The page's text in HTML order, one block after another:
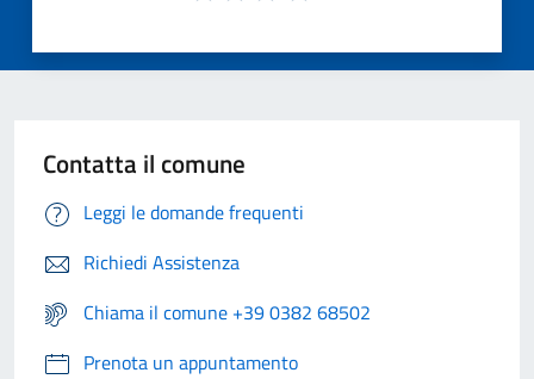
Contatta il comune
Leggi le domande frequenti
Richiedi Assistenza
Chiama il comune +39 0382 68502
Prenota un appuntamento